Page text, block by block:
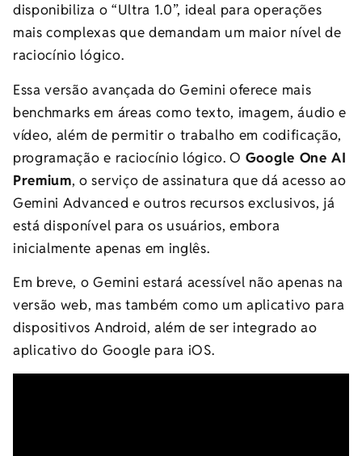
disponibiliza o “Ultra 1.0”, ideal para operações
mais complexas que demandam um maior nível de
raciocínio lógico.
Essa versão avançada do Gemini oferece mais
benchmarks em áreas como texto, imagem, áudio e
vídeo, além de permitir o trabalho em codificação,
programação e raciocínio lógico. O Google One AI
Premium, o serviço de assinatura que dá acesso ao
Gemini Advanced e outros recursos exclusivos, já
está disponível para os usuários, embora
inicialmente apenas em inglês.
Em breve, o Gemini estará acessível não apenas na
versão web, mas também como um aplicativo para
dispositivos Android, além de ser integrado ao
aplicativo do Google para iOS.